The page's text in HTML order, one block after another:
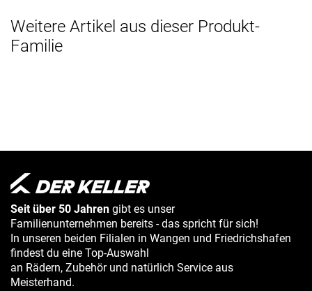
Weitere Artikel aus dieser Produkt-
Familie
Seit über 50 Jahren gibt es unser
Familienunternehmen bereits - das spricht für sich!
In unseren beiden Filialen in Wangen und Friedrichshafen
findest du eine Top-Auswahl
an Rädern, Zubehör und natürlich Service aus
Meisterhand.